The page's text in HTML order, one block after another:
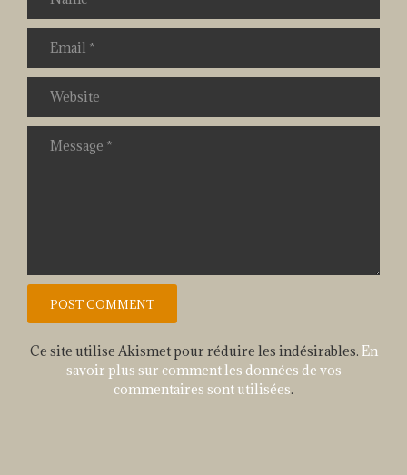
Ce site utilise Akismet pour réduire les indésirables. En
savoir plus sur comment les données de vos
commentaires sont utilisées.